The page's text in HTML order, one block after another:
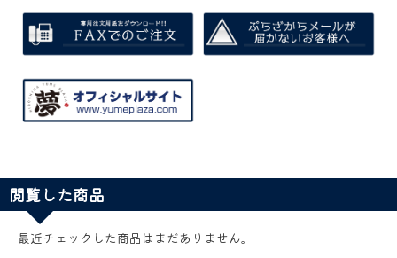
閲覧した商品
最近チェックした商品はまだありません。